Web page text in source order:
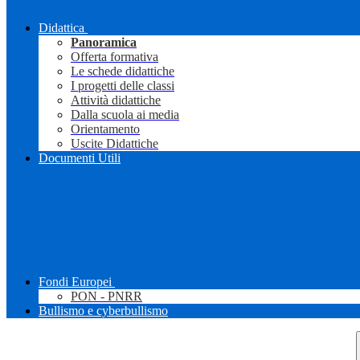
Didattica
Panoramica
Offerta formativa
Le schede didattiche
I progetti delle classi
Attività didattiche
Dalla scuola ai media
Orientamento
Uscite Didattiche
Documenti Utili
Fondi Europei
PON - PNRR
Bullismo e cyberbullismo